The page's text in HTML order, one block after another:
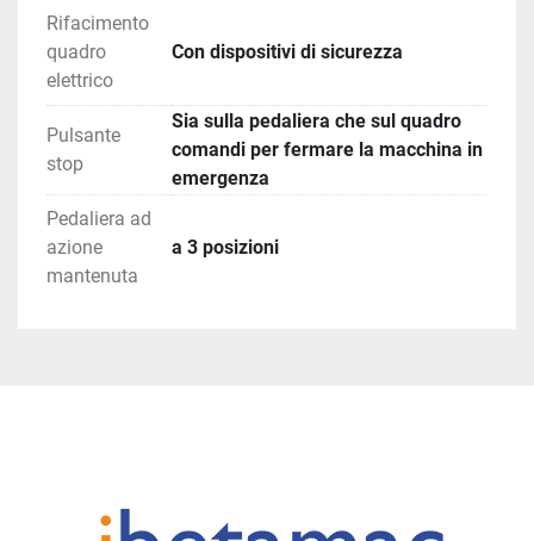
di arresto d’emergenza deve essere avviata
mediante il dispositivo d’arresto d’emergenza:
- sul pannello di comando principale
Se durante il processo di lavoro si ha bisogno di
fermare la traversa della macchina in maniera
veloce si può usare il fermo di emergenza sulla
pedaliera.
Dopo l'analisi dei rischi della vostra macchina, vi
Rifacimento
quadro
elettrico
Con dispositivi di sicurezza
Pulsante
stop
Sia sulla pedaliera che sul quadro
comandi per fermare la macchina in
emergenza
Pedaliera ad
azione
mantenuta
a 3 posizioni